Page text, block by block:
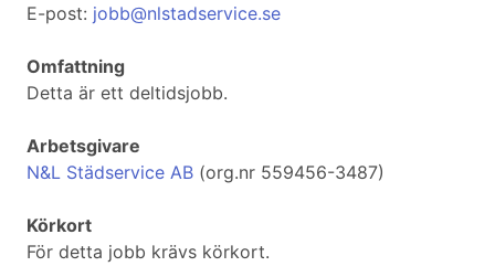
E-post: jobb@nlstadservice.se
Omfattning
Detta är ett deltidsjobb.
Arbetsgivare
N&L Städservice AB (org.nr 559456-3487)
Körkort
För detta jobb krävs körkort.